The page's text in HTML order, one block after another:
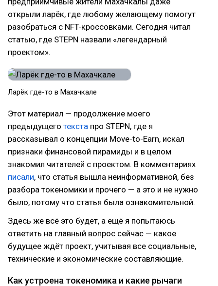
открыли ларёк, где любому желающему помогут
разобраться с NFT-кроссовками. Сегодня читал
статью, где STEPN назвали «легендарный
проектом».
Ларёк где-то в Махачкале
Этот материал — продолжение моего
предыдущего текста про STEPN, где я
рассказывал о концепции Move-to-Earn, искал
признаки финансовой пирамиды и в целом
знакомил читателей с проектом. В комментариях
писали, что статья вышла неинформативной, без
разбора токеномики и прочего — а это и не нужно
было, потому что статья была ознакомительной.
Здесь же всё это будет, а ещё я попытаюсь
ответить на главный вопрос сейчас — какое
будущее ждёт проект, учитывая все социальные,
технические и экономические составляющие.
Как устроена токеномика и какие рычаги